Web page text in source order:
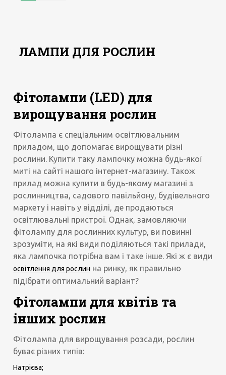
ЛАМПИ ДЛЯ РОСЛИН
Фітолампи (LED) для
вирощування рослин
Фітолампа є спеціальним освітлювальним
приладом, що допомагає вирощувати різні
рослини. Купити таку лампочку можна будь-якої
миті на сайті нашого інтернет-магазину. Також
прилад можна купити в будь-якому магазині з
рослинництва, садового павільйону, будівельного
маркету і навіть у відділі, де продаються
освітлювальні пристрої. Однак, замовляючи
фітолампу для рослинних культур, ви повинні
зрозуміти, на які види поділяються такі прилади,
яка лампочка потрібна вам і таке інше. Які ж є види
освітлення для рослин на ринку, як правильно
підібрати оптимальний варіант?
Фітолампи для квітів та
інших рослин
Фітолампа для вирощування розсади, рослин
буває різних типів:
Натрієва;